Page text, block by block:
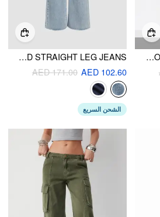
TWO WAY DENIM LOW RISE CARGO JEANS
PETITE HIGH WAIST RIPPED STRAIGHT LEG JEANS
AED 102.60
AED 171.00
الشحن السريع